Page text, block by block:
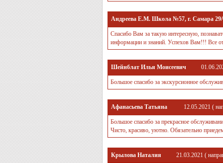
Андреева Е.М. Школа №57, г. Самара 29/
Спасибо Вам за такую интересную,
информации и знаний. Успехов Вам!!! Все
Шейнблат Илья Моисеевич
Большое спасибо за экскурсионное
Афанасьева Татьяна 12.05.2021 (
Большое спасибо за прекрасное
Чисто, красиво, уютно. Обязательно
Крылова Наталия 21.03.2021 (